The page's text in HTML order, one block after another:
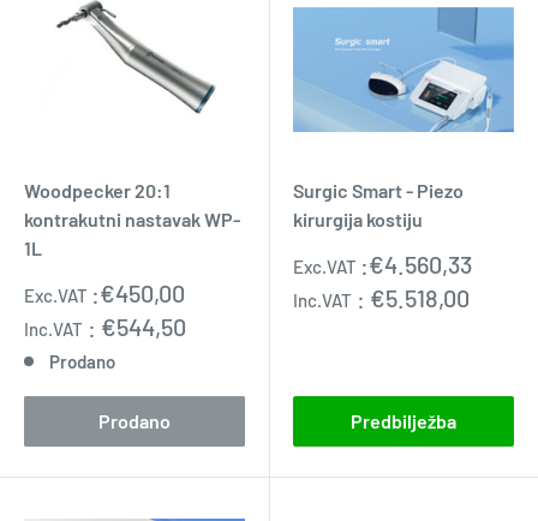
Woodpecker 20:1
kontrakutni nastavak WP-
1L
Prodajna
cijena
Exc.VAT :€450,00
Inc.VAT : €544,50
Prodano
Prodano
Surgic Smart - Piezo
kirurgija kostiju
Prodajna
cijena
Exc.VAT :€4.560,33
Inc.VAT : €5.518,00
Predbilježba